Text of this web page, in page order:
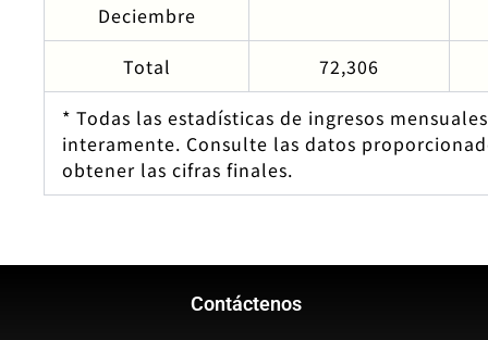
Deciembre
Total
72,306
* Todas las estadísticas de ingresos
interamente. Consulte las datos
obtener las cifras finales.
Contáctenos